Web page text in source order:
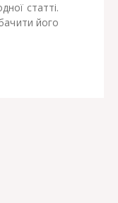
статті.
його